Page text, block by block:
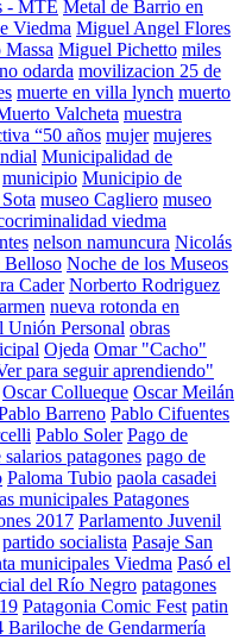
- MTE Metal de Barrio en
Viedma Miguel Angel Flores
Miguel Pichetto miles
odarda movilizacion 25 de
muerte en villa lynch muerto
Valcheta muestra
“50 años mujer mujeres
Municipalidad de
municipio Municipio de
museo Cagliero museo
viedma
nelson namuncura Nicolás
Noche de los Museos
Cader Norberto Rodriguez
nueva rotonda en
Unión Personal obras
Ojeda Omar "Cacho"
para seguir aprendiendo"
Oscar Collueque Oscar Meilán
Barreno Pablo Cifuentes
Pablo Soler Pago de
salarios patagones pago de
Paloma Tubio paola casadei
municipales Patagones
2017 Parlamento Juvenil
partido socialista Pasaje San
municipales Viedma Pasó el
del Río Negro patagones
Patagonia Comic Fest patin
de Gendarmería